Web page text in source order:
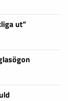
ut”